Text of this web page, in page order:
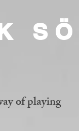
of playing